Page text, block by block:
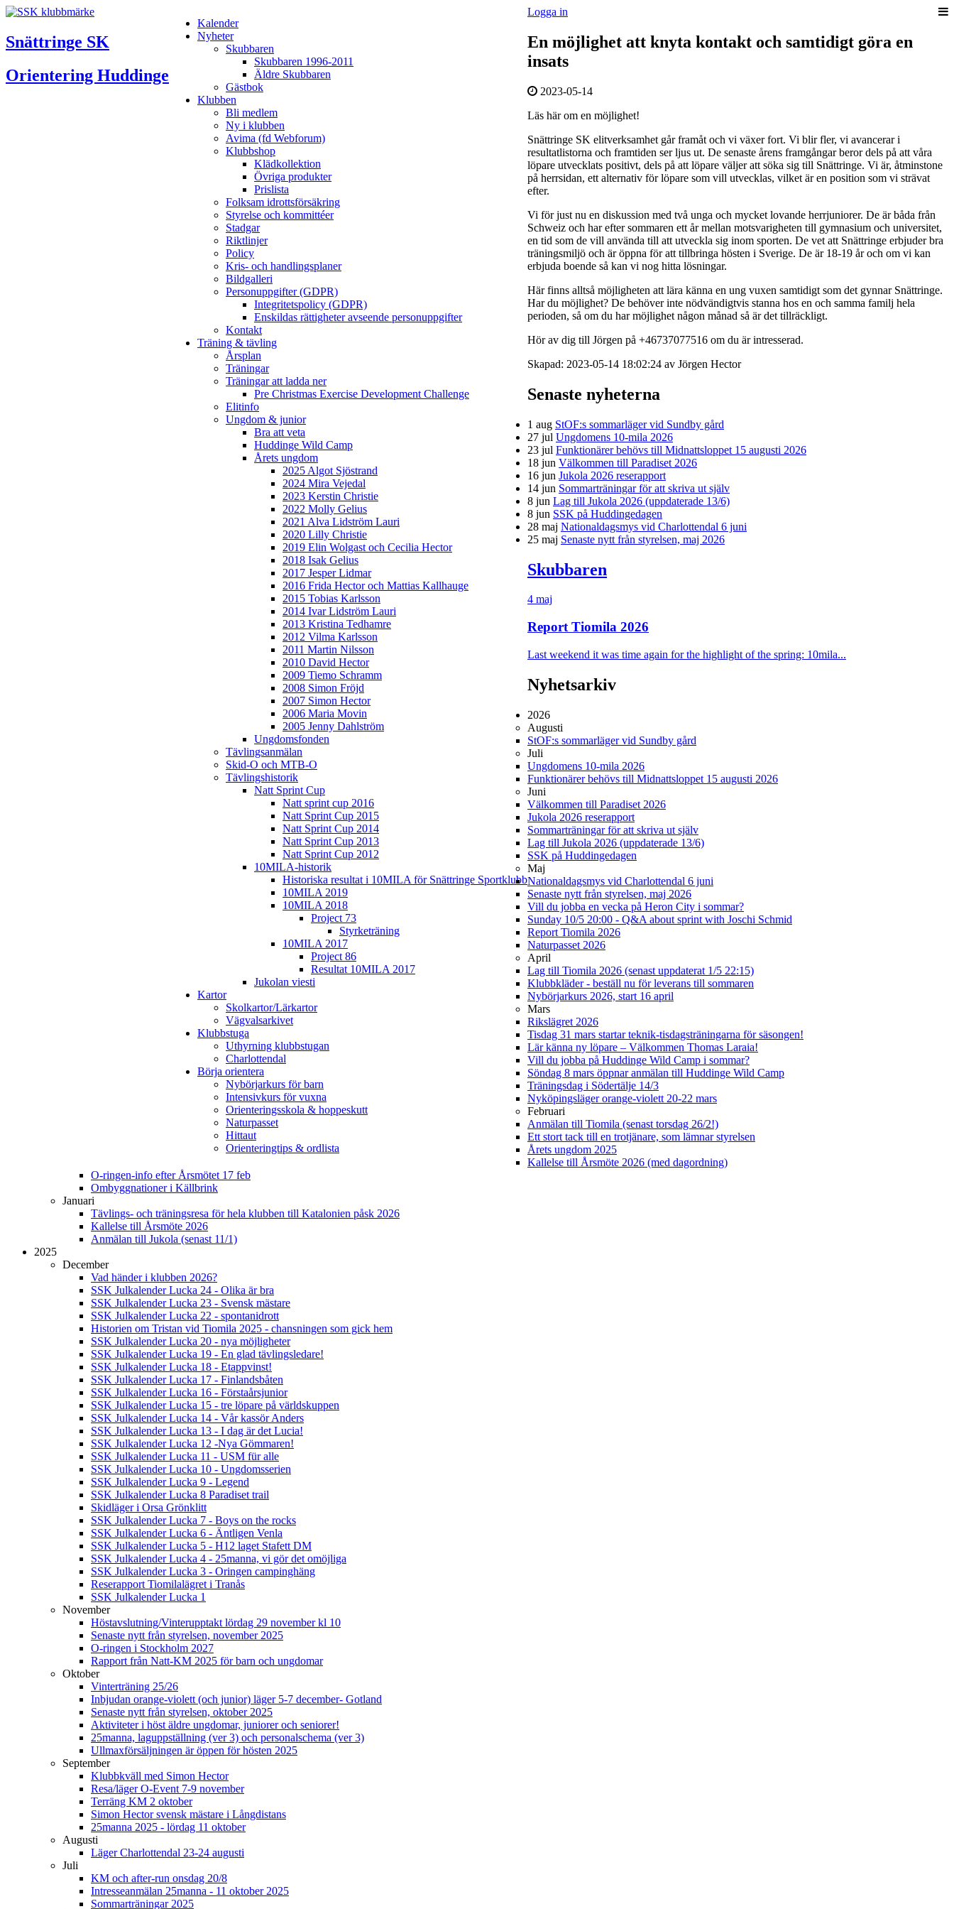
Logga in
Snättringe SK
Orientering Huddinge
Kalender
Nyheter
Skubbaren
Skubbaren 1996-2011
Äldre Skubbaren
Gästbok
Klubben
Bli medlem
Ny i klubben
Avima (fd Webforum)
Klubbshop
Klädkollektion
Övriga produkter
Prislista
Folksam idrottsförsäkring
Styrelse och kommittéer
Stadgar
Riktlinjer
Policy
Kris- och handlingsplaner
Bildgalleri
Personuppgifter (GDPR)
Integritetspolicy (GDPR)
Enskildas rättigheter avseende personuppgifter
Kontakt
Träning & tävling
Årsplan
Träningar
Träningar att ladda ner
Pre Christmas Exercise Development Challenge
Elitinfo
Ungdom & junior
Bra att veta
Huddinge Wild Camp
Årets ungdom
2025 Algot Sjöstrand
2024 Mira Vejedal
2023 Kerstin Christie
2022 Molly Gelius
2021 Alva Lidström Lauri
2020 Lilly Christie
2019 Elin Wolgast och Cecilia Hector
2018 Isak Gelius
2017 Jesper Lidmar
2016 Frida Hector och Mattias Kallhauge
2015 Tobias Karlsson
2014 Ivar Lidström Lauri
2013 Kristina Tedhamre
2012 Vilma Karlsson
2011 Martin Nilsson
2010 David Hector
2009 Tiemo Schramm
2008 Simon Fröjd
2007 Simon Hector
2006 Maria Movin
2005 Jenny Dahlström
Ungdomsfonden
Tävlingsanmälan
Skid-O och MTB-O
Tävlingshistorik
Natt Sprint Cup
Natt sprint cup 2016
Natt Sprint Cup 2015
Natt Sprint Cup 2014
Natt Sprint Cup 2013
Natt Sprint Cup 2012
10MILA-historik
Historiska resultat i 10MILA för Snättringe Sportklubb
10MILA 2019
10MILA 2018
Project 73
Styrketräning
10MILA 2017
Project 86
Resultat 10MILA 2017
Jukolan viesti
Kartor
Skolkartor/Lärkartor
Vägvalsarkivet
Klubbstuga
Uthyrning klubbstugan
Charlottendal
Börja orientera
Nybörjarkurs för barn
Intensivkurs för vuxna
Orienteringsskola & hoppeskutt
Naturpasset
Hittaut
Orienteringtips & ordlista
En möjlighet att knyta kontakt och samtidigt göra en
insats
2023-05-14
Läs här om en möjlighet!
Snättringe SK elitverksamhet går framåt och vi växer fort. Vi blir fler, vi avancerar i
resultatlistorna och framtiden ser ljus ut. De senaste årens framgångar beror dels på att våra
löpare utvecklats positivt, dels på att löpare väljer att söka sig till Snättringe. Vi är, åtminstone
på herrsidan, ett alternativ för löpare som vill utvecklas, vilket är en position som vi strävat
efter.
Vi för just nu en diskussion med två unga och mycket lovande herrjuniorer. De är båda från
Schweiz och har efter sommaren ett år mellan motsvarigheten till gymnasium och universitet,
en tid som de vill använda till att utveckla sig inom sporten. De vet att Snättringe erbjuder bra
träningsmiljö och är öppna för att tillbringa hösten i Sverige. De är 18-19 år och om vi kan
erbjuda boende så kan vi nog hitta lösningar.
Här finns alltså möjligheten att lära känna en ung vuxen samtidigt som det gynnar Snättringe.
Har du möjlighet? De behöver inte nödvändigtvis stanna hos en och samma familj hela
perioden, så om du har möjlighet någon månad så är det tillräckligt.
Hör av dig till Jörgen på +46737077516 om du är intresserad.
Skapad: 2023-05-14 18:02:24 av Jörgen Hector
Senaste nyheterna
1 aug StOF:s sommarläger vid Sundby gård
27 jul Ungdomens 10-mila 2026
23 jul Funktionärer behövs till Midnattsloppet 15 augusti 2026
18 jun Välkommen till Paradiset 2026
16 jun Jukola 2026 reserapport
14 jun Sommarträningar för att skriva ut själv
8 jun Lag till Jukola 2026 (uppdaterade 13/6)
8 jun SSK på Huddingedagen
28 maj Nationaldagsmys vid Charlottendal 6 juni
25 maj Senaste nytt från styrelsen, maj 2026
Skubbaren
4 maj
Report Tiomila 2026
Last weekend it was time again for the highlight of the spring: 10mila...
Nyhetsarkiv
2026
Augusti
StOF:s sommarläger vid Sundby gård
Juli
Ungdomens 10-mila 2026
Funktionärer behövs till Midnattsloppet 15 augusti 2026
Juni
Välkommen till Paradiset 2026
Jukola 2026 reserapport
Sommarträningar för att skriva ut själv
Lag till Jukola 2026 (uppdaterade 13/6)
SSK på Huddingedagen
Maj
Nationaldagsmys vid Charlottendal 6 juni
Senaste nytt från styrelsen, maj 2026
Vill du jobba en vecka på Heron City i sommar?
Sunday 10/5 20:00 - Q&A about sprint with Joschi Schmid
Report Tiomila 2026
Naturpasset 2026
April
Lag till Tiomila 2026 (senast uppdaterat 1/5 22:15)
Klubbkläder - beställ nu för leverans till sommaren
Nybörjarkurs 2026, start 16 april
Mars
Rikslägret 2026
Tisdag 31 mars startar teknik-tisdagsträningarna för säsongen!
Lär känna ny löpare – Välkommen Thomas Laraia!
Vill du jobba på Huddinge Wild Camp i sommar?
Söndag 8 mars öppnar anmälan till Huddinge Wild Camp
Träningsdag i Södertälje 14/3
Nyköpingsläger orange-violett 20-22 mars
Februari
Anmälan till Tiomila (senast torsdag 26/2!)
Ett stort tack till en trotjänare, som lämnar styrelsen
Årets ungdom 2025
Kallelse till Årsmöte 2026 (med dagordning)
O-ringen-info efter Årsmötet 17 feb
Ombyggnationer i Källbrink
Januari
Tävlings- och träningsresa för hela klubben till Katalonien påsk 2026
Kallelse till Årsmöte 2026
Anmälan till Jukola (senast 11/1)
2025
December
Vad händer i klubben 2026?
SSK Julkalender Lucka 24 - Olika är bra
SSK Julkalender Lucka 23 - Svensk mästare
SSK Julkalender Lucka 22 - spontanidrott
Historien om Tristan vid Tiomila 2025 - chansningen som gick hem
SSK Julkalender Lucka 20 - nya möjligheter
SSK Julkalender Lucka 19 - En glad tävlingsledare!
SSK Julkalender Lucka 18 - Etappvinst!
SSK Julkalender Lucka 17 - Finlandsbåten
SSK Julkalender Lucka 16 - Förstaårsjunior
SSK Julkalender Lucka 15 - tre löpare på världskuppen
SSK Julkalender Lucka 14 - Vår kassör Anders
SSK Julkalender Lucka 13 - I dag är det Lucia!
SSK Julkalender Lucka 12 -Nya Gömmaren!
SSK Julkalender Lucka 11 - USM für alle
SSK Julkalender Lucka 10 - Ungdomsserien
SSK Julkalender Lucka 9 - Legend
SSK Julkalender Lucka 8 Paradiset trail
Skidläger i Orsa Grönklitt
SSK Julkalender Lucka 7 - Boys on the rocks
SSK Julkalender Lucka 6 - Äntligen Venla
SSK Julkalender Lucka 5 - H12 laget Stafett DM
SSK Julkalender Lucka 4 - 25manna, vi gör det omöjliga
SSK Julkalender Lucka 3 - Oringen campinghäng
Reserapport Tiomilalägret i Tranås
SSK Julkalender Lucka 1
November
Höstavslutning/Vinterupptakt lördag 29 november kl 10
Senaste nytt från styrelsen, november 2025
O-ringen i Stockholm 2027
Rapport från Natt-KM 2025 för barn och ungdomar
Oktober
Vinterträning 25/26
Inbjudan orange-violett (och junior) läger 5-7 december- Gotland
Senaste nytt från styrelsen, oktober 2025
Aktiviteter i höst äldre ungdomar, juniorer och seniorer!
25manna, laguppställning (ver 3) och personalschema (ver 3)
Ullmaxförsäljningen är öppen för hösten 2025
September
Klubbkväll med Simon Hector
Resa/läger O-Event 7-9 november
Terräng KM 2 oktober
Simon Hector svensk mästare i Långdistans
25manna 2025 - lördag 11 oktober
Augusti
Läger Charlottendal 23-24 augusti
Juli
KM och after-run onsdag 20/8
Intresseanmälan 25manna - 11 oktober 2025
Sommarträningar 2025